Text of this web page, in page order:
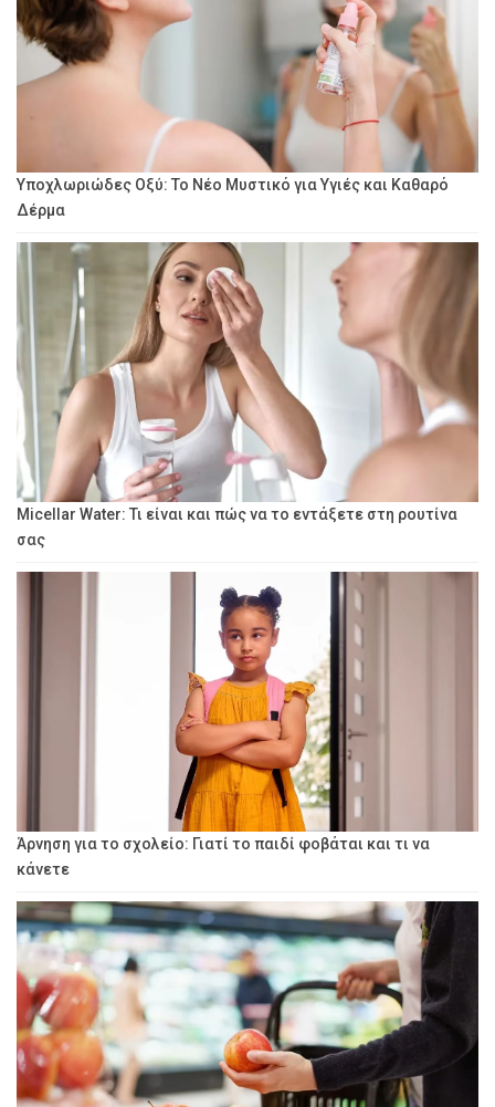
Υποχλωριώδες Οξύ: Το Νέο Μυστικό για Υγιές και Καθαρό
Δέρμα
Micellar Water: Τι είναι και πώς να το εντάξετε στη ρουτίνα
σας
Άρνηση για το σχολείο: Γιατί το παιδί φοβάται και τι να
κάνετε